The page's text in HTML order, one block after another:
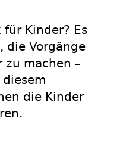
Kinder? Es
die Vorgänge
machen –
die Kinder